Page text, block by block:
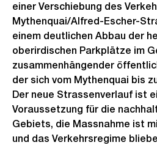
einer Verschiebung des
Mythenquai/Alfred-Escher-
einem deutlichen Abbau der
oberirdischen Parkplätze im
zusammenhängender
der sich vom Mythenquai bis
Der neue Strassenverlauf ist
Voraussetzung für die
Gebiets, die Massnahme ist
und das Verkehrsregime